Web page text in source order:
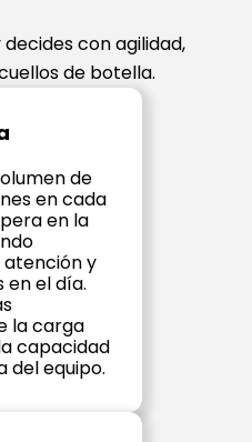
con agilidad,
de botella.
de
en cada
en la
y
en el día.
la carga
capacidad
del equipo.